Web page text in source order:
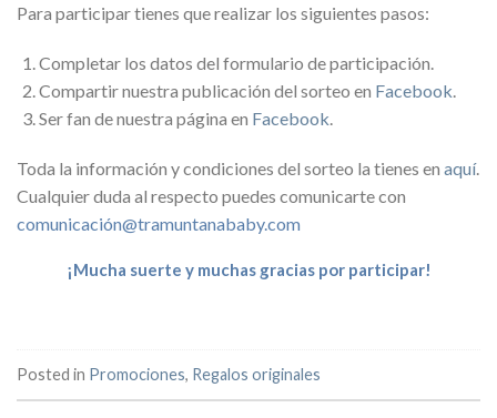
Para participar tienes que realizar los siguientes pasos:
Completar los datos del formulario de participación.
Compartir nuestra publicación del sorteo en Facebook.
Ser fan de nuestra página en Facebook.
Toda la información y condiciones del sorteo la tienes en aquí.
Cualquier duda al respecto puedes comunicarte con
comunicación@tramuntanababy.com
¡Mucha suerte y muchas gracias por participar!
Posted in Promociones, Regalos originales